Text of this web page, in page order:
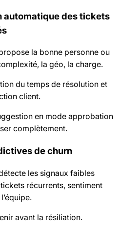
automatique des tickets
la bonne personne ou
la géo, la charge.
du temps de résolution et
client.
en mode approbation
complètement.
de churn
les signaux faibles
tickets récurrents, sentiment
avant la résiliation.